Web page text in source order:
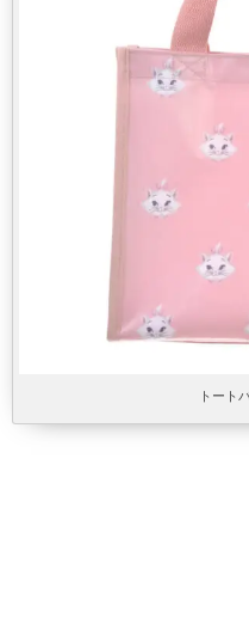
トート